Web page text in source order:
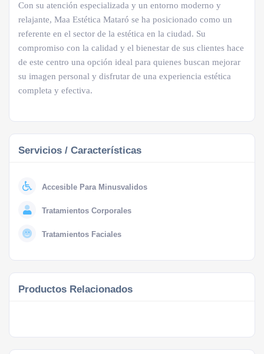
Con su atención especializada y un entorno moderno y
relajante, Maa Estética Mataró se ha posicionado como un
referente en el sector de la estética en la ciudad. Su
compromiso con la calidad y el bienestar de sus clientes hace
de este centro una opción ideal para quienes buscan mejorar
su imagen personal y disfrutar de una experiencia estética
completa y efectiva.
Servicios / Características
Accesible Para Minusvalidos
Tratamientos Corporales
Tratamientos Faciales
Productos Relacionados